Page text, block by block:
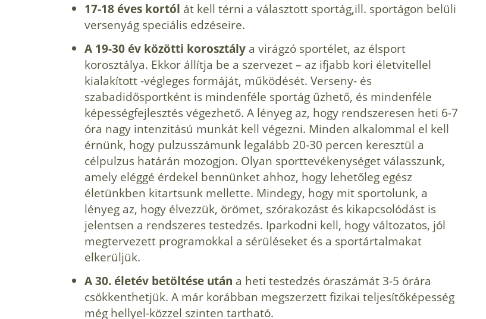
17-18 éves kortól át kell térni a választott sportág,ill. sportágon belüli
versenyág speciális edzéseire.
A 19-30 év közötti korosztály a virágzó sportélet, az élsport
korosztálya. Ekkor állítja be a szervezet – az ifjabb kori életvitellel
kialakított -végleges formáját, működését. Verseny- és
szabadidősportként is mindenféle sportág űzhető, és mindenféle
képességfejlesztés végezhető. A lényeg az, hogy rendszeresen heti 6-7
óra nagy intenzitású munkát kell végezni. Minden alkalommal el kell
érnünk, hogy pulzusszámunk legalább 20-30 percen keresztül a
célpulzus határán mozogjon. Olyan sporttevékenységet válasszunk,
amely eléggé érdekel bennünket ahhoz, hogy lehetőleg egész
életünkben kitartsunk mellette. Mindegy, hogy mit sportolunk, a
lényeg az, hogy élvezzük, örömet, szórakozást és kikapcsolódást is
jelentsen a rendszeres testedzés. Iparkodni kell, hogy változatos, jól
megtervezett programokkal a sérüléseket és a sportártalmakat
elkerüljük.
A 30. életév betöltése után a heti testedzés óraszámát 3-5 órára
csökkenthetjük. A már korábban megszerzett fizikai teljesítőképesség
még hellyel-közzel szinten tartható.